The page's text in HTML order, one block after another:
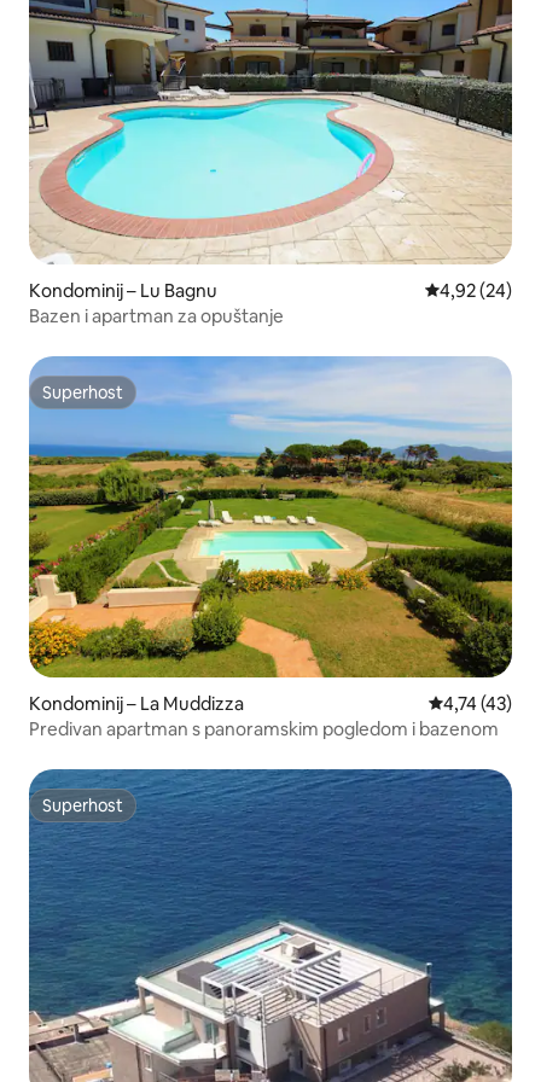
Kondominij – Lu Bagnu Prosječna
4,92 (24)
Bazen i apartman za opuštanje
Superhost
Superhost
Kondominij – La Muddizza Prosječna
4,74 (43)
Predivan apartman s panoramskim pogledom i bazenom
Superhost
Superhost